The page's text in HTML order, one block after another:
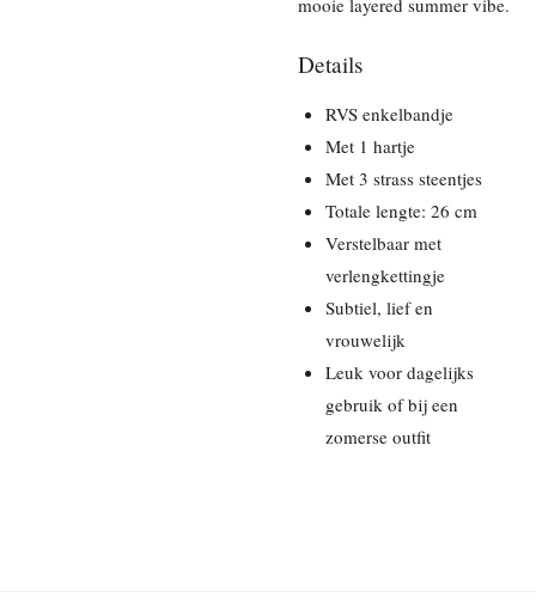
mooie layered summer vibe.
Details
RVS enkelbandje
Met 1 hartje
Met 3 strass steentjes
Totale lengte: 26 cm
Verstelbaar met
verlengkettingje
Subtiel, lief en
vrouwelijk
Leuk voor dagelijks
gebruik of bij een
zomerse outfit